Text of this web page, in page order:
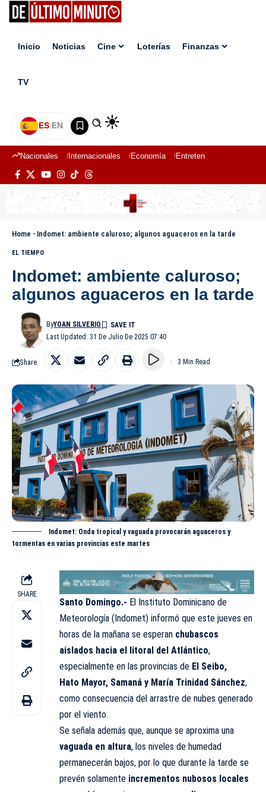
Inicio Noticias Cine Loterías Finanzas
TV
ES|EN
Nacionales Internacionales Economía Entretenimiento
Home - Indomet: ambiente caluroso; algunos aguaceros en la tarde
EL TIEMPO
Indomet: ambiente caluroso;
algunos aguaceros en la tarde
Last Updated: 31 De Julio De 2025 07:40
ByYOAN SILVERIO
Share 3 Min Read
Indomet: Onda tropical y vaguada provocarán aguaceros y
tormentas en varias provincias este martes
SHARE
Santo Domingo.- El Instituto Dominicano de
Meteorología ( Indomet) informó que este jueves en
horas de la mañana se esperan chubascos
aislados hacia el litoral del Atlántico,
especialmente en las provincias de El Seibo,
Hato Mayor, Samaná y María Trinidad Sánchez,
como consecuencia del arrastre de nubes generado
por el viento.
Se señala además que, aunque se aproxima una
vaguada en altura, los niveles de humedad
permanecerán bajos, por lo que durante la tarde se
prevén solamente incrementos nubosos locales